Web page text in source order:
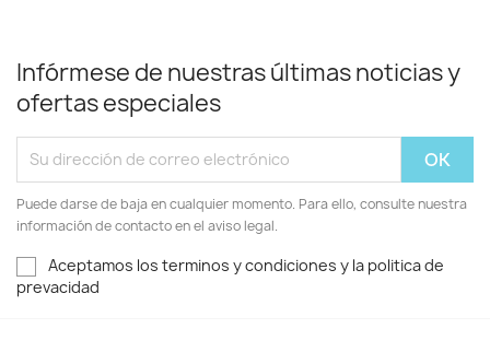
Infórmese de nuestras últimas noticias y
ofertas especiales
Puede darse de baja en cualquier momento. Para ello, consulte nuestra
información de contacto en el aviso legal.
Aceptamos los terminos y condiciones y la politica de
prevacidad